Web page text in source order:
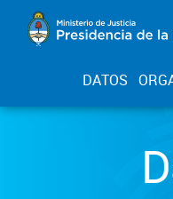
DATOS